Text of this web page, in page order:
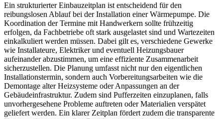
Ein strukturierter Einbauzeitplan ist entscheidend für den
reibungslosen Ablauf bei der Installation einer Wärmepumpe. Die
Koordination der Termine mit Handwerkern sollte frühzeitig
erfolgen, da Fachbetriebe oft stark ausgelastet sind und Wartezeiten
einkalkuliert werden müssen. Dabei gilt es, verschiedene Gewerke
wie Installateure, Elektriker und eventuell Heizungsbauer
aufeinander abzustimmen, um eine effiziente Zusammenarbeit
sicherzustellen. Die Planung umfasst nicht nur den eigentlichen
Installationstermin, sondern auch Vorbereitungsarbeiten wie die
Demontage alter Heizsysteme oder Anpassungen an der
Gebäudeinfrastruktur. Zudem sind Pufferzeiten einzuplanen, falls
unvorhergesehene Probleme auftreten oder Materialien verspätet
geliefert werden. Ein klarer Zeitplan fördert zudem die transparente